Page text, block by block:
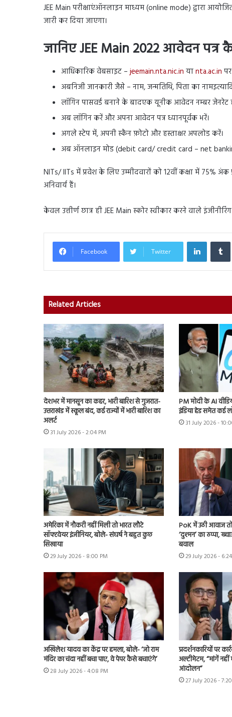
JEE Main परीक्षाएंऑनलाइन माध्यम (online mode) द्वारा
जारी कर दिया जाएगा।
जानिएJEE Main 2022आवेदन पत्र
आधिकारिक वेबसाइट –jeemain.nta.nic.in याnta.ac.in
अबनिजी जानकारी जैसे – नाम, जन्मतिथि, पिता का
लॉगिन पासवर्ड बनाने के बादएक यूनीक आवेदन नम्बर जेनरेट
अब लॉगिन करें और अपना आवेदन पत्र ध्यानपूर्वक भरें।
अगले स्टेप में, अपनी स्कैन फ़ोटो और हस्ताक्षर अपलोड करें।
अब ऑनलाइन मोड (debit card/ credit card – net
NITs/ IITs में प्रवेश के लिए उम्मीदवारों को 12वीं कक्षा में 75%
अनिवार्य हैं।
केवल उत्तीर्ण छात्र ही JEE Main स्कोर स्वीकार करने वाले
Facebook Twitter
LinkedIn
Related Articles
देशभर में मानसून का कहर, भारी बारिश से गुजरात-
उत्तराखंड में स्कूल बंद, कई राज्यों में भारी बारिश का
अलर्ट
31 July 2026 - 2:04 PM
PM मोदी के AI
इंडिया हेड समेत कई
31 July 2026 -
अमेरिका में नौकरी नहीं मिली तो भारत लौटे
सॉफ्टवेयर इंजीनियर, बोले- संघर्ष ने बहुत कुछ
सिखाया
29 July 2026 - 8:00 PM
PoK में उठी आवाज
‘दुश्मन’ का ठप्पा,
बवाल
29 July 2026 -
अखिलेश यादव का केंद्र पर हमला, बोले- ‘जो राम
मंदिर का चंदा नहीं बचा पाए, वे पेपर कैसे बचाएंगे’
28 July 2026 - 4:08 PM
प्रदर्शनकारियों पर
अल्टीमेटम, “मांगें नहीं
आंदोलन”
27 July 2026 -